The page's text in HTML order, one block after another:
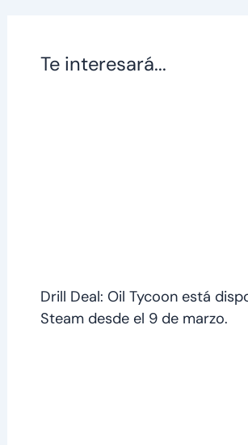
Te interesará...
Drill Deal: Oil Tycoon está
Steam desde el 9 de marzo.